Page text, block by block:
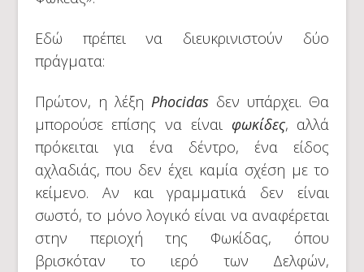
Εδώ πρέπει να διευκρινιστούν δύο
πράγματα:
Πρώτον, η λέξη Phocidas δεν υπάρχει. Θα
μπορούσε επίσης να είναι φωκίδες, αλλά
πρόκειται για ένα δέντρο, ένα είδος
αχλαδιάς, που δεν έχει καμία σχέση με το
κείμενο. Αν και γραμματικά δεν είναι
σωστό, το μόνο λογικό είναι να αναφέρεται
στην περιοχή της Φωκίδας, όπου
βρισκόταν το ιερό των Δελφών,